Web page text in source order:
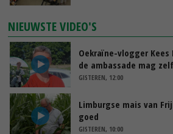
NIEUWSTE VIDEO'S
Oekraïne-vlogger Kees
de ambassade mag
GISTEREN, 12:00
Limburgse mais van
goed
GISTEREN, 10:00